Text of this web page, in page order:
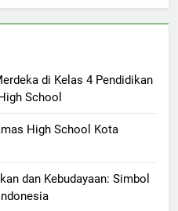
di Kelas 4 Pendidikan
School
High School Kota
dan Kebudayaan: Simbol